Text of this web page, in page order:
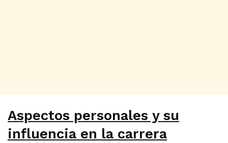
Aspectos personales y su
influencia en la carrera